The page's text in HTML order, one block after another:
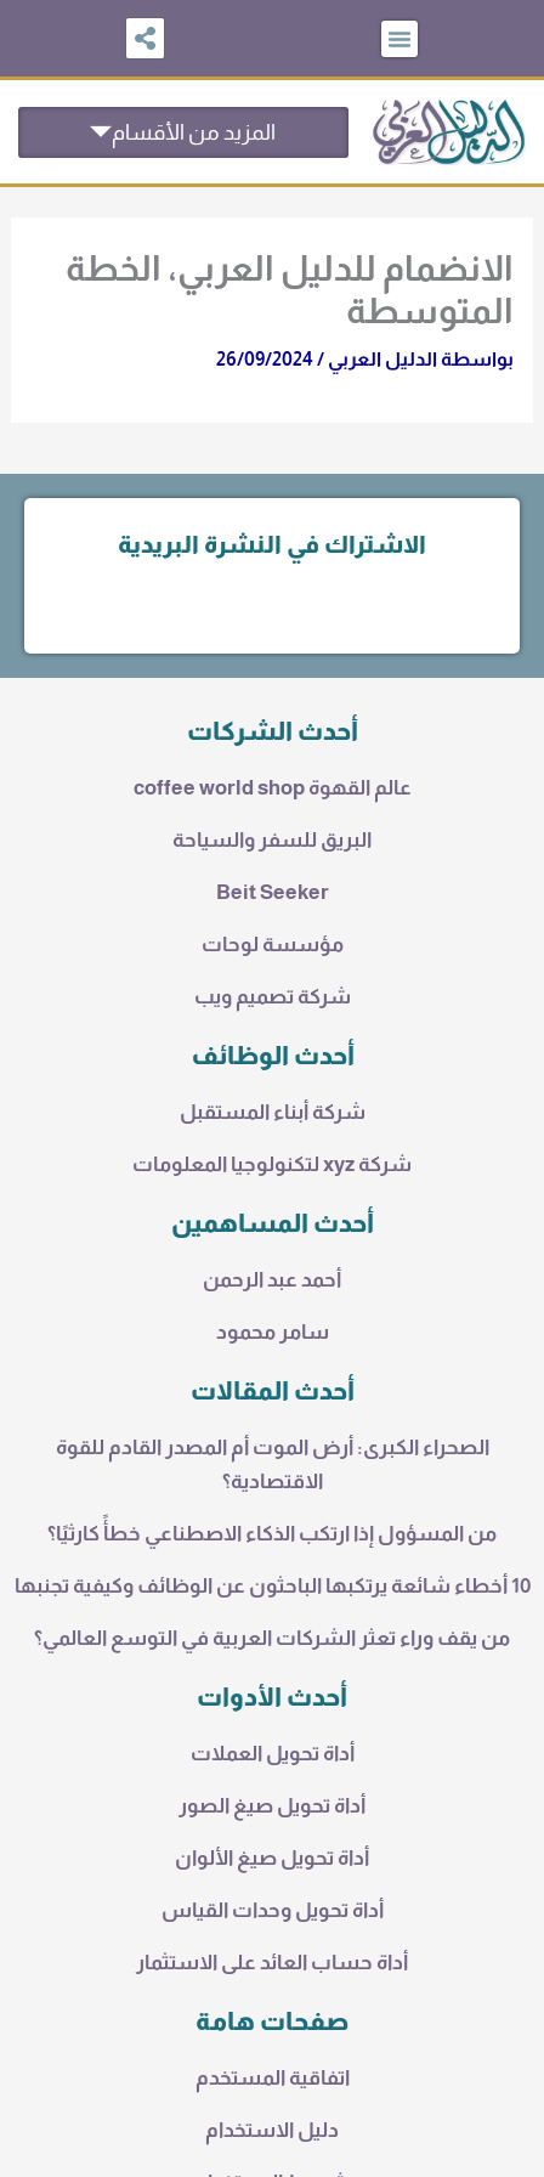
المحتوى
المزيد من الأقسام
الانضمام للدليل العربي، الخطة
المتوسطة
بواسطة الدليل العربي/
26/09/2024
الاشتراك في النشرة البريدية
أحدث الشركات
عالم القهوة coffee world shop
البريق للسفر والسياحة
Beit Seeker
مؤسسة لوحات
شركة تصميم ويب
أحدث الوظائف
شركة أبناء المستقبل
شركة xyz لتكنولوجيا المعلومات
أحدث المساهمين
أحمد عبد الرحمن
سامر محمود
أحدث المقالات
الصحراء الكبرى: أرض الموت أم المصدر القادم للقوة
الاقتصادية؟
من المسؤول إذا ارتكب الذكاء الاصطناعي خطأً كارثيًا؟
10 أخطاء شائعة يرتكبها الباحثون عن الوظائف وكيفية تجنبها
من يقف وراء تعثر الشركات العربية في التوسع العالمي؟
أحدث الأدوات
أداة تحويل العملات
أداة تحويل صيغ الصور
أداة تحويل صيغ الألوان
أداة تحويل وحدات القياس
أداة حساب العائد على الاستثمار
صفحات هامة
اتفاقية المستخدم
دليل الاستخدام